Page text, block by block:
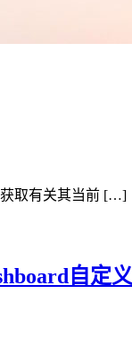
取有关其当前 […]
自定义